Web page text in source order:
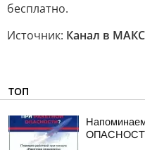
бесплатно.
Источник: Канал в
ТОП